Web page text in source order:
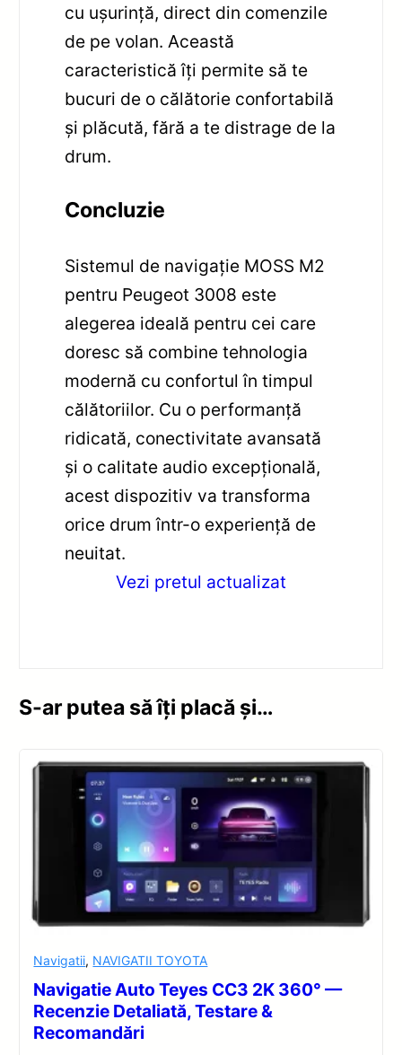
cu ușurință, direct din comenzile
de pe volan. Această
caracteristică îți permite să te
bucuri de o călătorie confortabilă
și plăcută, fără a te distrage de la
drum.
Concluzie
Sistemul de navigație MOSS M2
pentru Peugeot 3008 este
alegerea ideală pentru cei care
doresc să combine tehnologia
modernă cu confortul în timpul
călătoriilor. Cu o performanță
ridicată, conectivitate avansată
și o calitate audio excepțională,
acest dispozitiv va transforma
orice drum într-o experiență de
neuitat.
Vezi pretul actualizat
S-ar putea să îți placă și…
Navigatii, NAVIGATII TOYOTA
Navigatie Auto Teyes CC3 2K 360° —
Recenzie Detaliată, Testare &
Recomandări